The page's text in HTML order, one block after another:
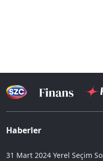
Haberler
31 Mart 2024 Yerel Seçim